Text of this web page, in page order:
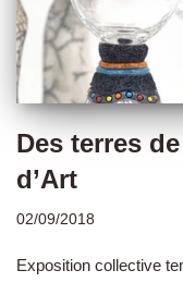
Des terres
d’Art
02/09/2018
Exposition collective